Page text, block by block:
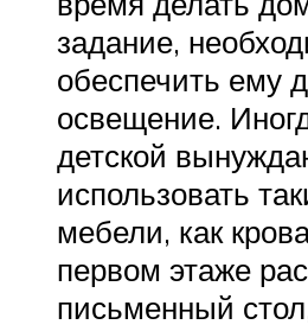
задание,
обеспечить ему
освещение.
детской
использовать
мебели, как
первом этаже
письменный